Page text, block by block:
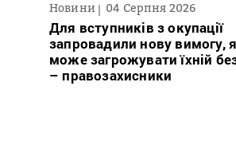
Новини 04 Серпня 2026
Для вступників з окупації
запровадили нову вимогу,
може загрожувати їхній
– правозахисники